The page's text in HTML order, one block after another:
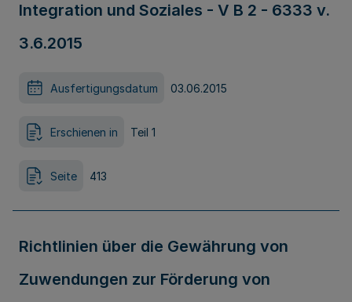
Integration und Soziales - V B 2 - 6333 v.
3.6.2015
Ausfertigungsdatum 03.06.2015
Erschienen in Teil 1
Seite 413
Richtlinien über die Gewährung von
Zuwendungen zur Förderung von